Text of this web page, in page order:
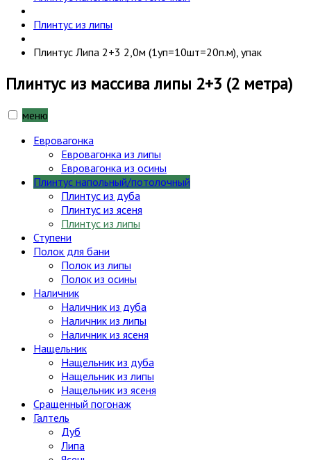
Плинтус из липы
Плинтус Липа 2+3 2,0м (1уп=10шт=20п.м), упак
Плинтус из массива липы 2+3 (2 метра)
меню
Евровагонка
Евровагонка из липы
Евровагонка из осины
Плинтус напольный/потолочный
Плинтус из дуба
Плинтус из ясеня
Плинтус из липы
Ступени
Полок для бани
Полок из липы
Полок из осины
Наличник
Наличник из дуба
Наличник из липы
Наличник из ясеня
Нащельник
Нащельник из дуба
Нащельник из липы
Нащельник из ясеня
Сращенный погонаж
Галтель
Дуб
Липа